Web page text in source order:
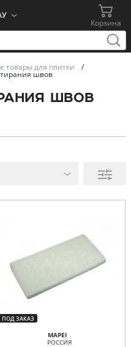
Корзина
товары для плитки /
швов
швов
ПОД ЗАКАЗ
MAPEI
РОССИЯ